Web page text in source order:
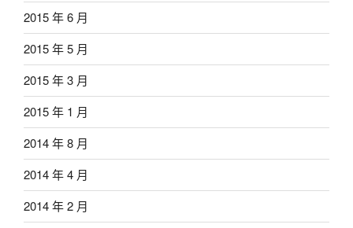
2015 年 6 月
2015 年 5 月
2015 年 3 月
2015 年 1 月
2014 年 8 月
2014 年 4 月
2014 年 2 月